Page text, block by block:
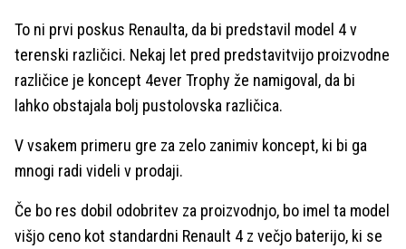
To ni prvi poskus Renaulta, da bi predstavil model 4 v
terenski različici. Nekaj let pred predstavitvijo proizvodne
različice je koncept 4ever Trophy že namigoval, da bi
lahko obstajala bolj pustolovska različica.
V vsakem primeru gre za zelo zanimiv koncept, ki bi ga
mnogi radi videli v prodaji.
Če bo res dobil odobritev za proizvodnjo, bo imel ta model
višjo ceno kot standardni Renault 4 z večjo baterijo, ki se